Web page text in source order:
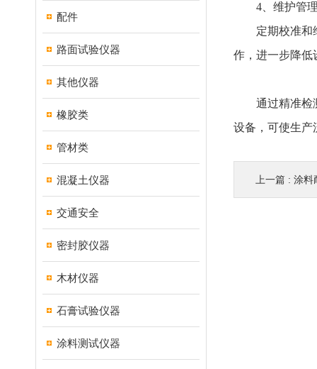
配件
路面试验仪器
其他仪器
橡胶类
管材类
混凝土仪器
交通安全
密封胶仪器
木材仪器
石膏试验仪器
涂料测试仪器
​​4、维护管理
定期校准和维
作，进一步降低
通过精准检测
设备，可使生产
上一篇 : 涂料